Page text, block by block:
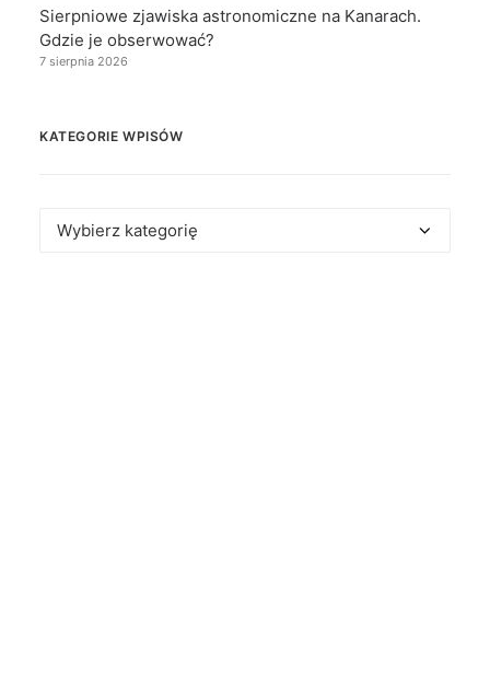
Sierpniowe zjawiska astronomiczne na Kanarach.
Gdzie je obserwować?
7 sierpnia 2026
KATEGORIE WPISÓW
Kategorie